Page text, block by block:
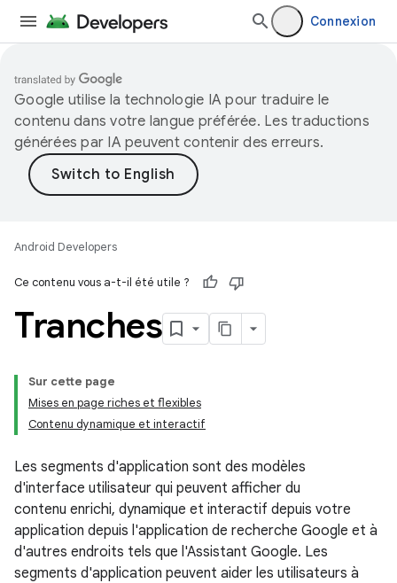
Connexion
Google utilise la technologie IA pour traduire le
contenu dans votre langue préférée. Les traductions
générées par IA peuvent contenir des erreurs.
Android Developers
Ce contenu vous a-t-il été utile ?
Tranches
Sur cette page
Mises en page riches et flexibles
Contenu dynamique et interactif
Les segments d'application sont des modèles
d'interface utilisateur qui peuvent afficher du
contenu enrichi, dynamique et interactif depuis votre
application depuis l'application de recherche Google et à
d'autres endroits tels que l'Assistant Google. Les
segments d'application peuvent aider les utilisateurs à